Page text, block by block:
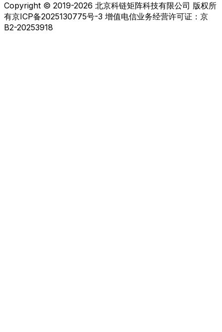
Copyright © 2019-2026 北京科链矩阵科技有限公司 版权所
有京ICP备2025130775号-3 增值电信业务经营许可证：京
B2-20253918